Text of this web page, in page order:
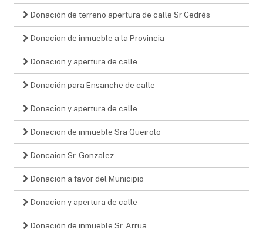
Donación de terreno apertura de calle Sr Cedrés
Donacion de inmueble a la Provincia
Donacion y apertura de calle
Donación para Ensanche de calle
Donacion y apertura de calle
Donacion de inmueble Sra Queirolo
Doncaion Sr. Gonzalez
Donacion a favor del Municipio
Donacion y apertura de calle
Donación de inmueble Sr. Arrua